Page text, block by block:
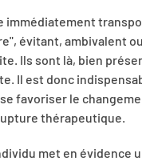
immédiatement
évitant, ambivalent
Ils sont là, bien
Il est donc
favoriser le
thérapeutique.
met en évidence